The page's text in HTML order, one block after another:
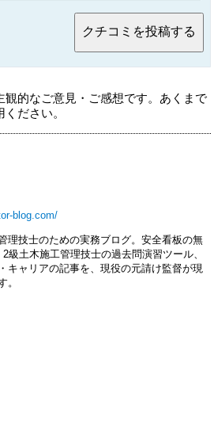
観的なご意見・ご感想です。あくまで
ださい。
blog.com/
理技士のための実務ブログ。安全看板の無
級土木施工管理技士の過去問演習ツール、
キャリアの記事を、現役の元請け監督が現
。